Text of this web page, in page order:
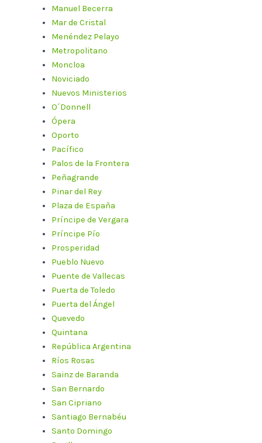
Manuel Becerra
Mar de Cristal
Menéndez Pelayo
Metropolitano
Moncloa
Noviciado
Nuevos Ministerios
O´Donnell
Ópera
Oporto
Pacífico
Palos de la Frontera
Peñagrande
Pinar del Rey
Plaza de España
Príncipe de Vergara
Príncipe Pío
Prosperidad
Pueblo Nuevo
Puente de Vallecas
Puerta de Toledo
Puerta del Ángel
Quevedo
Quintana
República Argentina
Ríos Rosas
Sainz de Baranda
San Bernardo
San Cipriano
Santiago Bernabéu
Santo Domingo